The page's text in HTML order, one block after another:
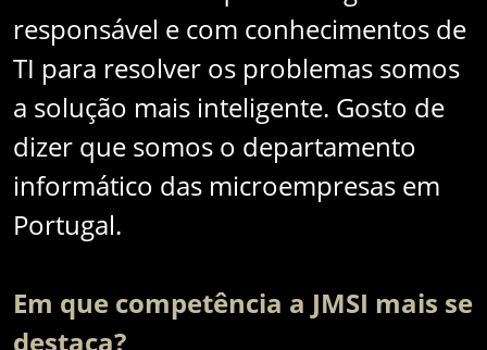
responsável e com conhecimentos de
TI para resolver os problemas somos
a solução mais inteligente. Gosto de
dizer que somos o departamento
informático das microempresas em
Portugal.
Em que competência a JMSI mais se
destaca?